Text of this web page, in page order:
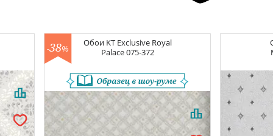
Обои KT Exclusive Royal
Palace075-372
-38%